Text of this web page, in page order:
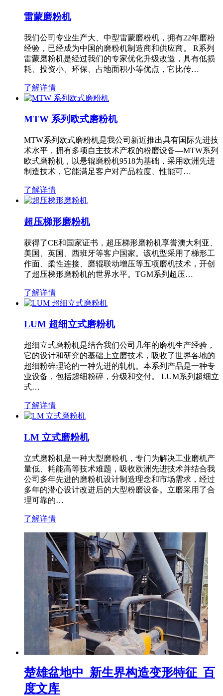
雷蒙磨粉机
我们公司专业生产大、中型雷蒙磨粉机，拥有22年磨粉
经验，已经成为中国的磨粉机制造商和供应商。 R系列
雷蒙磨粉机是经过我们的专家优化升级改造，具有低损
耗、投资小、环保、占地面积小等优点，它比传…
了解详情
MTW 系列欧式磨粉机
MTW系列欧式磨粉机是我公司新近推出具有国际先进技
术水平，拥有多项自主技术产权的粉磨设备—MTW系列
欧式磨粉机，以悬辊磨粉机9518为基础，采用欧洲先进
制造技术，它能满足客户对产品粒度、性能可…
了解详情
超压梯形磨粉机
获得了CE和国家证书，超压梯形磨粉机享誉澳大利亚、
美国、英国、西班牙等客户国家。该机型采用了梯形工
作面、柔性连接、磨辊联动增压等五项磨机技术，开创
了超压梯形磨粉机的世界水平。TGM系列超压…
了解详情
LUM 超细立式磨粉机
超细立式磨粉机是结合我们公司几年的磨机生产经验，
它的设计和研究的基础上立磨技术，吸收了世界各地的
超细粉碎理论的一种先进的轧机。本系列产品是一种专
业设备，包括超细粉碎，分级和交付。 LUM系列超细立
式…
了解详情
LM 立式磨粉机
立式磨粉机是一种大型磨粉机，专门为解决工业磨机产
量低、耗能高等技术难题，吸收欧洲先进技术并结合我
公司多年先进的磨粉机设计制造理念和市场需求，经过
多年的潜心设计改进后的大型粉磨设备。立磨采用了合
理可靠的…
了解详情
楚雄盆地中_新生界构造变形特征_百
度文库